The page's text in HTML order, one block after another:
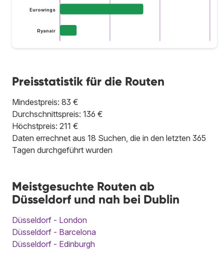
Eurowings
Ryanair
Preisstatistik für die Routen
Mindestpreis: 83 €
Durchschnittspreis: 136 €
Höchstpreis: 211 €
Daten errechnet aus 18 Suchen, die in den letzten 365
Tagen durchgeführt wurden
Meistgesuchte Routen ab
Düsseldorf und nah bei Dublin
Düsseldorf - London
Düsseldorf - Barcelona
Düsseldorf - Edinburgh